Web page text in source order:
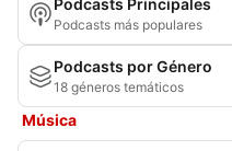
Podcasts Principales
Podcasts más populares
Podcasts por Género
18 géneros temáticos
Música